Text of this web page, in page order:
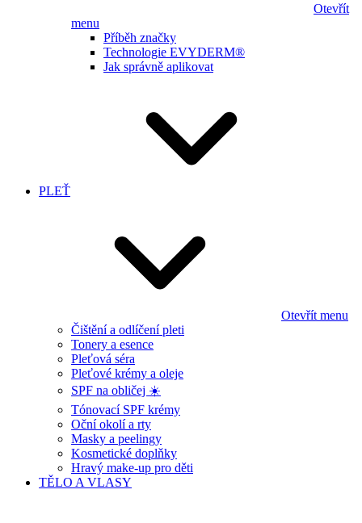
Otevřít
menu
Příběh značky
Technologie EVYDERM®
Jak správně aplikovat
PLEŤ
Otevřít menu
Čištění a odlíčení pleti
Tonery a esence
Pleťová séra
Pleťové krémy a oleje
SPF na obličej ☀️
Tónovací SPF krémy
Oční okolí a rty
Masky a peelingy
Kosmetické doplňky
Hravý make-up pro děti
TĚLO A VLASY